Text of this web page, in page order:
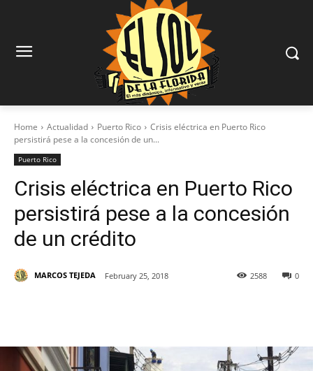
Home Actualidad Puerto Rico
Crisis eléctrica en Puerto Rico
persistirá pese a la concesión de un...
Puerto Rico
Crisis eléctrica en Puerto Rico
persistirá pese a la concesión
de un crédito
MARCOS TEJEDA February 25, 2018 0
2588